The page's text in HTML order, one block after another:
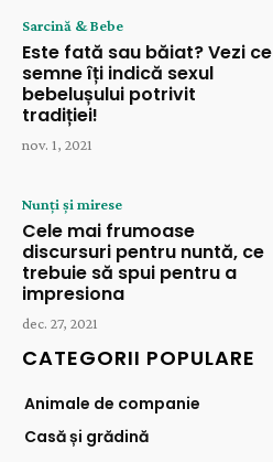
Sarcină & Bebe
Este fată sau băiat? Vezi ce
semne îți indică sexul
bebelușului potrivit
tradiției!
nov. 1, 2021
Nunți și mirese
Cele mai frumoase
discursuri pentru nuntă, ce
trebuie să spui pentru a
impresiona
dec. 27, 2021
CATEGORII POPULARE
Animale de companie
Casă și grădină